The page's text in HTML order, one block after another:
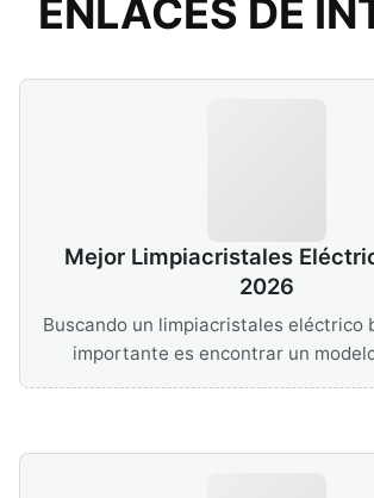
ventosas de succión y asegurarse
ENLACES DE
Mejor Limpiacristales
2026
Buscando un limpiacristales eléctrico
importante es encontrar un